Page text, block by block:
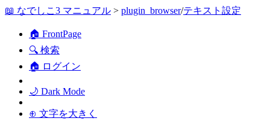
📖 なでしこ3 マニュアル > plugin_browser/テキスト設定
🏠 FrontPage
🔍 検索
🏠 ログイン
🌙 Dark Mode
⊕ 文字を大きく